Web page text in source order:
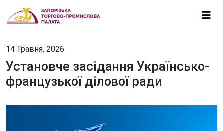
14 Травня, 2026
Установче засідання Українсько-
французької ділової ради